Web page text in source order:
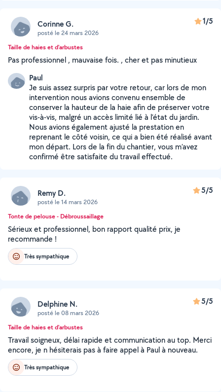
Corinne G.
posté le 24 mars 2026
1/5
Taille de haies et d'arbustes
Pas professionnel , mauvaise fois. , cher et pas minutieux
Paul
Je suis assez surpris par votre retour, car lors de mon
intervention nous avions convenu ensemble de
conserver la hauteur de la haie afin de préserver votre
vis-à-vis, malgré un accès limité lié à l’état du jardin.
Nous avions également ajusté la prestation en
reprenant le côté voisin, ce qui a bien été réalisé avant
mon départ. Lors de la fin du chantier, vous m’avez
confirmé être satisfaite du travail effectué.
Remy D.
posté le 14 mars 2026
5/5
Tonte de pelouse - Débroussaillage
Sérieux et professionnel, bon rapport qualité prix, je
recommande !
Très sympathique
Delphine N.
posté le 08 mars 2026
5/5
Taille de haies et d'arbustes
Travail soigneux, délai rapide et communication au top. Merci
encore, je n hésiterais pas à faire appel à Paul à nouveau.
Très sympathique